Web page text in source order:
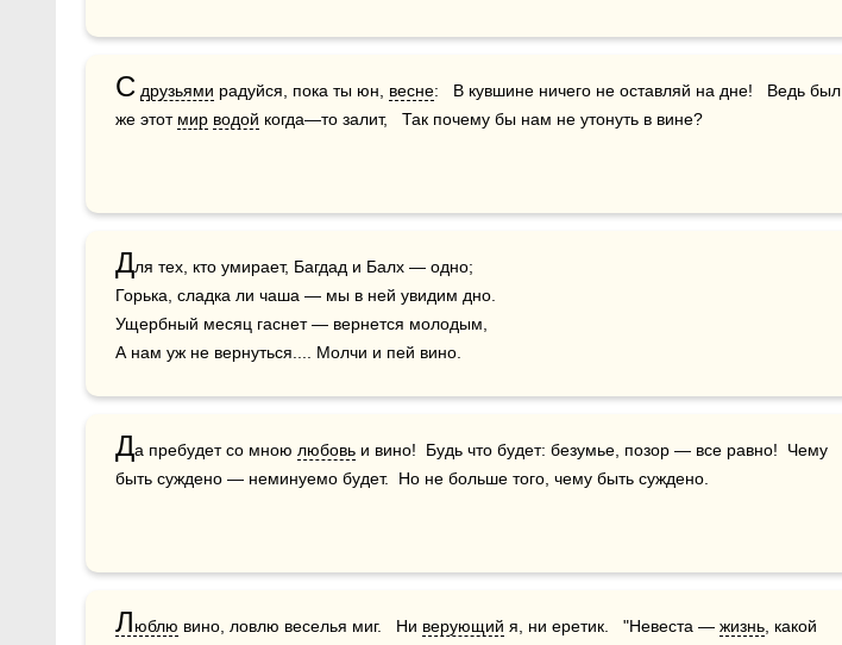
С друзьями радуйся, пока ты юн, весне:   В кувшине ничего не оставляй на дне!   Ведь был
же этот мир водой когда—то залит,   Так почему бы нам не утонуть в вине?
Для тех, кто умирает, Багдад и Балх — одно;
Горька, сладка ли чаша — мы в ней увидим дно.
Ущербный месяц гаснет — вернется молодым,
А нам уж не вернуться.... Молчи и пей вино.
Да пребудет со мною любовь и вино!  Будь что будет: безумье, позор — все равно!  Чему
быть суждено — неминуемо будет.  Но не больше того, чему быть суждено.
Люблю вино, ловлю веселья миг.   Ни верующий я, ни еретик.   "Невеста — жизнь , какой